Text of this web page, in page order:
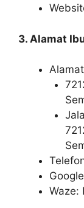
3. Alamat
Waze: